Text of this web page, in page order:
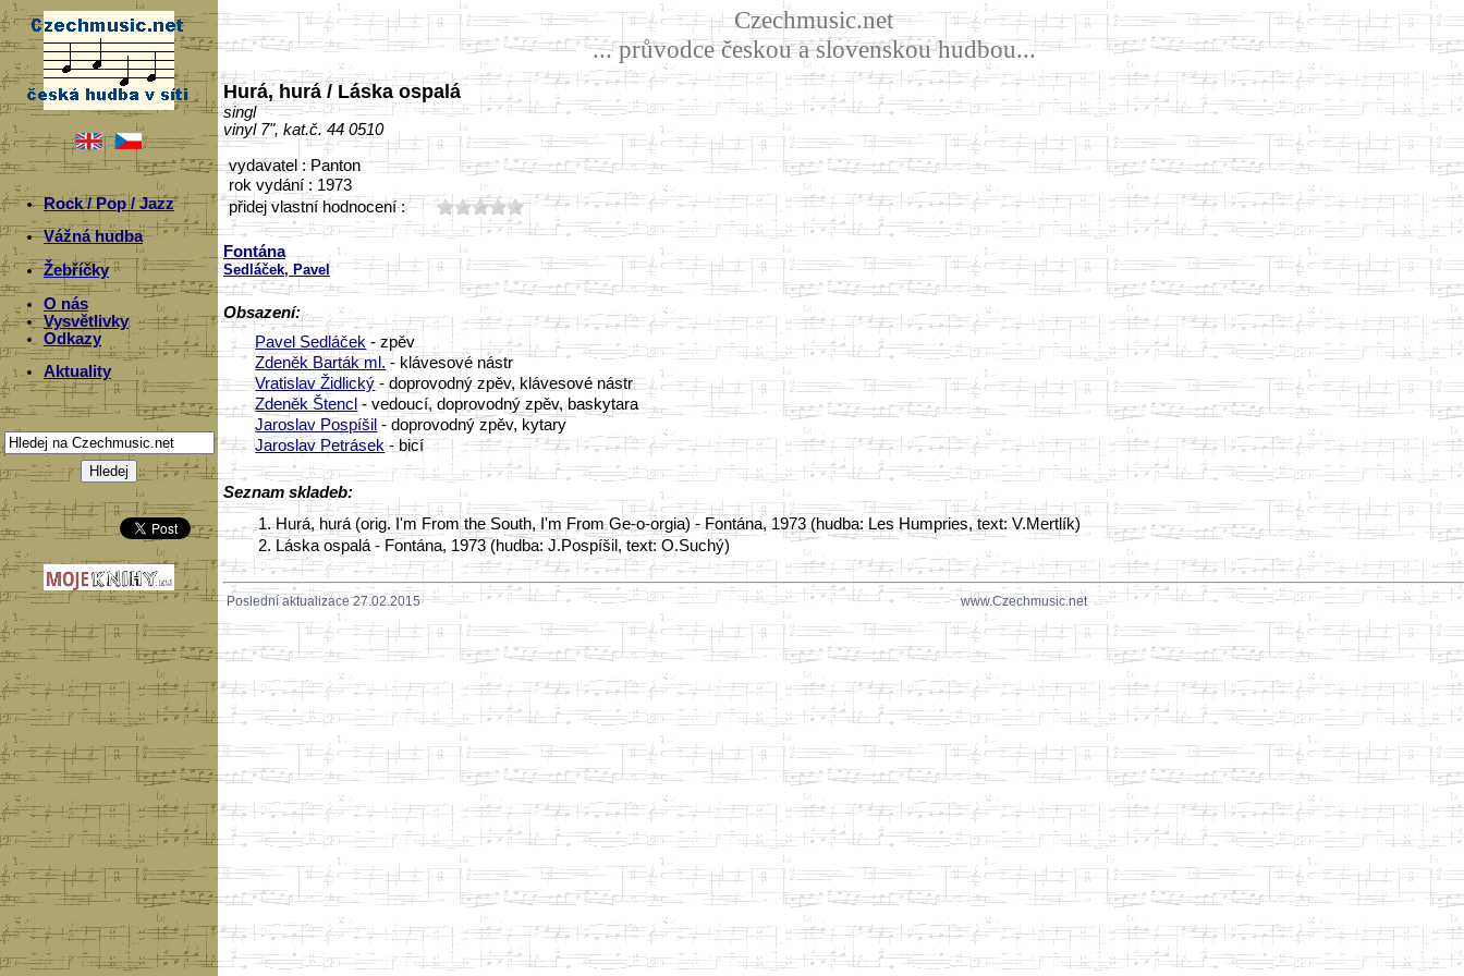
Rock / Pop / Jazz
Vážná hudba
Žebříčky
O nás
Vysvětlivky
Odkazy
Aktuality
Czechmusic.net
... průvodce českou a slovenskou hudbou...
Hurá, hurá / Láska ospalá
singl
vinyl 7", kat.č. 44 0510
vydavatel : Panton
rok vydání : 1973
přidej vlastní hodnocení :
Fontána
Sedláček, Pavel
Obsazení:
Pavel Sedláček- zpěv
Zdeněk Barták ml.- klávesové nástr
Vratislav Židlický- doprovodný zpěv, klávesové nástr
Zdeněk Štencl- vedoucí, doprovodný zpěv, baskytara
Jaroslav Pospíšil - doprovodný zpěv, kytary
Jaroslav Petrásek- bicí
Seznam skladeb:
1. Hurá, hurá (orig. I'm From the South, I'm From Ge-o-orgia) - Fontána, 1973 (hudba: Les Humpries, text: V.Mertlík)
2. Láska ospalá - Fontána, 1973 (hudba: J.Pospíšil, text: O.Suchý)
Poslední aktualizace 27.02.2015 www.Czechmusic.net